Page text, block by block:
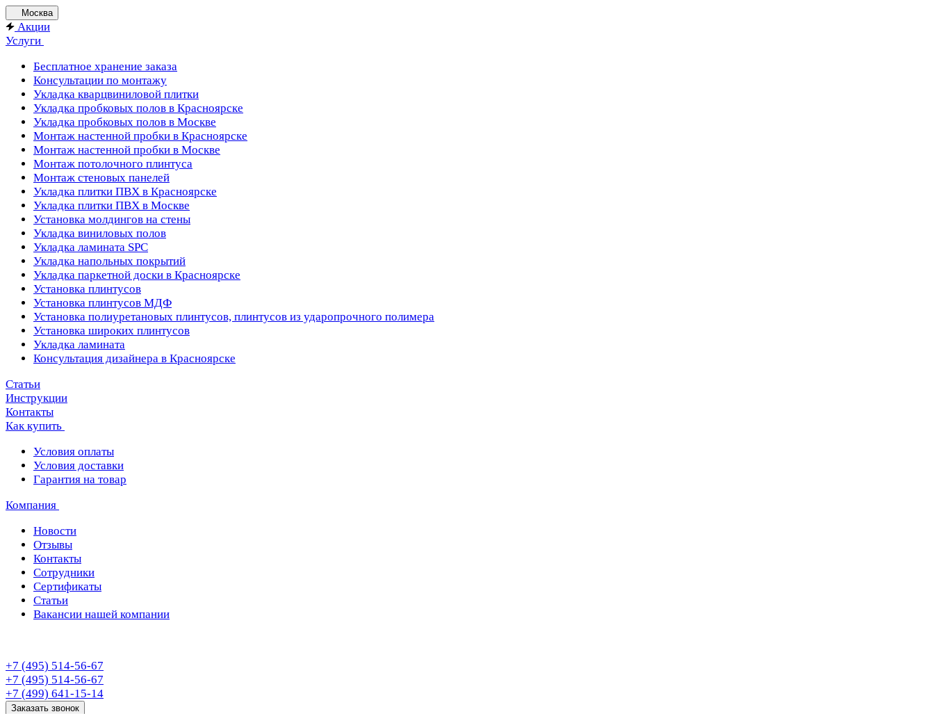
Москва
Акции
Услуги
Бесплатное хранение заказа
Консультации по монтажу
Укладка кварцвиниловой плитки
Укладка пробковых полов в Красноярске
Укладка пробковых полов в Москве
Монтаж настенной пробки в Красноярске
Монтаж настенной пробки в Москве
Монтаж потолочного плинтуса
Монтаж стеновых панелей
Укладка плитки ПВХ в Красноярске
Укладка плитки ПВХ в Москве
Установка молдингов на стены
Укладка виниловых полов
Укладка ламината SPC
Укладка напольных покрытий
Укладка паркетной доски в Красноярске
Установка плинтусов
Установка плинтусов МДФ
Установка полиуретановых плинтусов, плинтусов из ударопрочного полимера
Установка широких плинтусов
Укладка ламината
Консультация дизайнера в Красноярске
Статьи
Инструкции
Контакты
Как купить
Условия оплаты
Условия доставки
Гарантия на товар
Компания
Новости
Отзывы
Контакты
Сотрудники
Сертификаты
Статьи
Вакансии нашей компании
+7 (495) 514-56-67
+7 (495) 514-56-67
+7 (499) 641-15-14
Заказать звонок